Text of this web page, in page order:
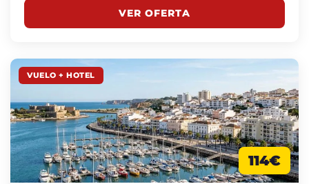
VER OFERTA
VUELO + HOTEL
114€